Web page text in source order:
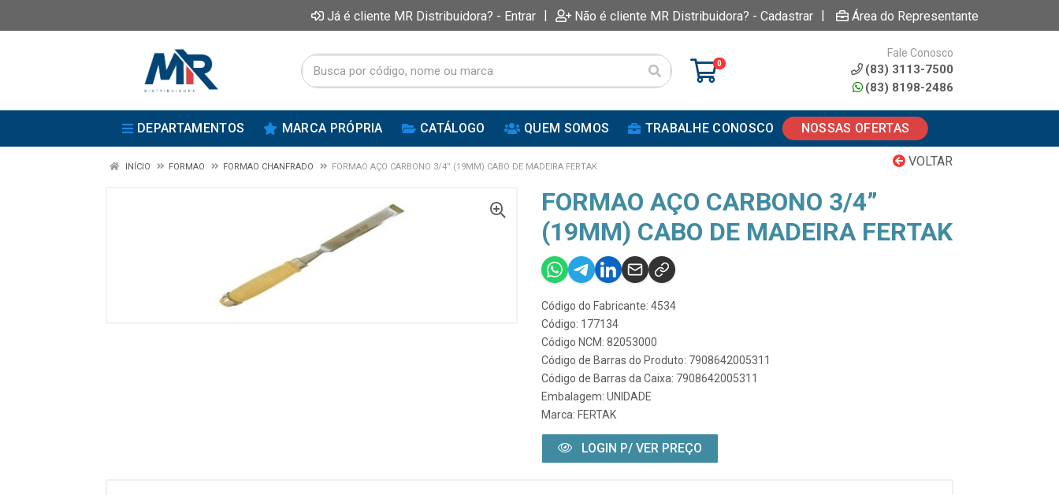
Já é cliente MR Distribuidora? - Entrar | Não é cliente MR Distribuidora? - Cadastrar | Área do Representante
0
Fale Conosco
(83) 3113-7500
(83) 8198-2486
DEPARTAMENTOS MARCA PRÓPRIA CATÁLOGO QUEM SOMOS TRABALHE CONOSCO NOSSAS OFERTAS
VOLTAR
INÍCIO FORMAO FORMAO CHANFRADO FORMAO AÇO CARBONO 3/4” (19MM) CABO DE MADEIRA FERTAK
FORMAO AÇO CARBONO 3/4”
(19MM) CABO DE MADEIRA FERTAK
Código do Fabricante: 4534
Código: 177134
Código NCM: 82053000
Código de Barras do Produto: 7908642005311
Código de Barras da Caixa: 7908642005311
Embalagem: UNIDADE
Marca: FERTAK
LOGIN P/ VER PREÇO